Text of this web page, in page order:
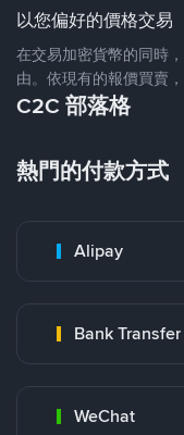
以您偏好的價格交易
在交易加密貨幣的同時
由。依現有的報價買賣
C2C 部落格
熱門的付款方式
Alipay
Bank Transfer
WeChat